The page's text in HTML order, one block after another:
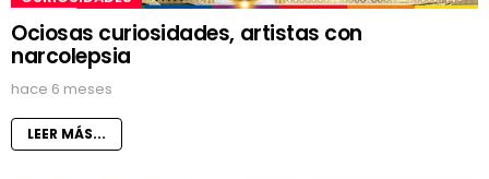
Ociosas curiosidades, artistas con
narcolepsia
hace 6 meses
LEER MÁS...